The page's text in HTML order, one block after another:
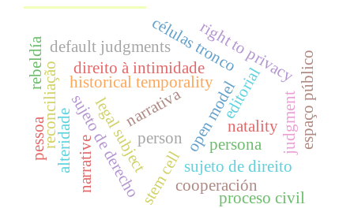
editorial
open model
person
legal subject
historical temporality
persona
sujeto de derecho
right to privacy
direito à intimidade
stem cell
células tronco
sujeto de direito
narrative
natality judgment
narrativa espaço público
reconciliaçãoalteridade
pessoa
cooperación
rebeldía
proceso civil
default judgments